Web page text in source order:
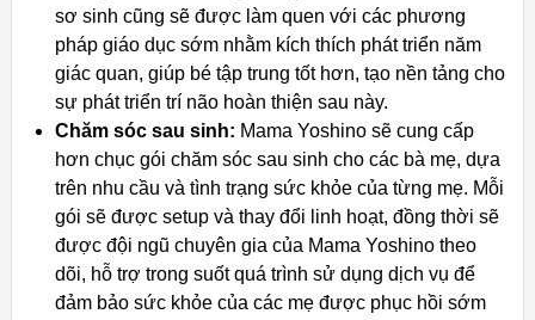
sơ sinh cũng sẽ được làm quen với các phương
pháp giáo dục sớm nhằm kích thích phát triển năm
giác quan, giúp bé tập trung tốt hơn, tạo nền tảng cho
sự phát triển trí não hoàn thiện sau này.
Chăm sóc sau sinh: Mama Yoshino sẽ cung cấp
hơn chục gói chăm sóc sau sinh cho các bà mẹ, dựa
trên nhu cầu và tình trạng sức khỏe của từng mẹ. Mỗi
gói sẽ được setup và thay đổi linh hoạt, đồng thời sẽ
được đội ngũ chuyên gia của Mama Yoshino theo
dõi, hỗ trợ trong suốt quá trình sử dụng dịch vụ để
đảm bảo sức khỏe của các mẹ được phục hồi sớm